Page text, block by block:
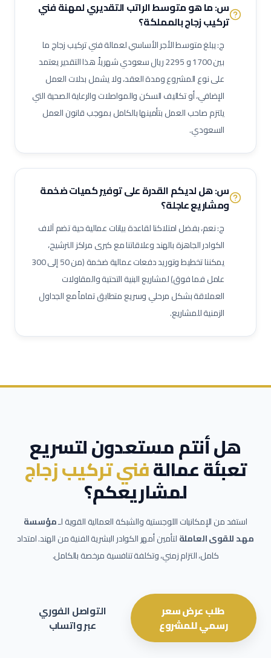
مفتش مراقبة جودة
لحام تيج (TIG Welder)
لحام قوس كهربائي
لحام ميج (MIG Welder)
مفتش اختبارات غير إتلافية (NDT)
مشرف أعمال سكلات / داربسين
مشرف أعمال عزل صناعي
مشرف أعمال دهان صناعي
فني رش رملي ودهان
مفتش طلاء وعزل
فني صيانة أثناء الإيقاف (Shutdown)
فني توربينات
فني معدات دوارة
مشغل عمليات إنتاج
مشغل غرفة تحكم
مسؤول سلامة وصحة مهنية (نفط وغاز)
مهندس أنابيب
مهندس ميكانيك (نفط وغاز)
مهندس كهرباء (نفط وغاز)
مهندس أجهزة دقيقة
فني صمامات
فني اختبار هيدروليكي
مشغل اختبارات أحمال
فني وصول بالحبال (Rope Access)
مهندس تشغيل وتدشين
كبير مهندسين بحريين
بحار مؤهل
مدير مشاريع
مهندس موقع
مسؤول سلامة وصحة مهنية
حاسب كميات
طاهي / شيف محترف
مقدم طعام / ويتر
مشرف خدمات غرف
عامل نظافة تجارية عامل تعبئة وتغليف
س: ما هو متوسط الراتب التقديري لمهنةفني
تركيب زجاجبالمملكة؟
ج: يبلغ متوسط الأجر الأساسي لعمالةفني تركيب زجاجما
بين1700و2295ريال سعودي شهرياً. هذا التقدير يعتمد
على نوع المشروع ومدة العقد، ولا يشمل بدلات العمل
الإضافي، أو تكاليف السكن والمواصلات والرعاية الصحية التي
يلتزم صاحب العمل بتأمينها بالكامل بموجب قانون العمل
السعودي.
س: هل لديكم القدرة على توفير كميات ضخمة
ومشاريع عاجلة؟
ج: نعم، بفضل امتلاكنا لقاعدة بيانات عمالية حية تضم آلاف
الكوادر الجاهزة بالهند وعلاقاتنا مع كبرى مراكز الترشيح،
يمكننا تخطيط وتوريد دفعات عمالية ضخمة (من 50 إلى 300
عامل فما فوق) لمشاريع البنية التحتية والمقاولات
العملاقة بشكل مرحلي وسريع متطابق تماماً مع الجداول
الزمنية للمشاريع.
هل أنتم مستعدون لتسريع
تعبئة عمالةفني تركيب زجاج
لمشاريعكم؟
استفد من الإمكانيات اللوجستية والشبكة العمالية القوية لـمؤسسة
مهد للقوى العاملةلتأمين أمهر الكوادر البشرية الفنية من الهند. امتداد
كامل، التزام زمني، وتكلفة تنافسية مرخصة بالكامل.
طلب عرض سعر
رسمي للمشروع
التواصل الفوري
عبر واتساب